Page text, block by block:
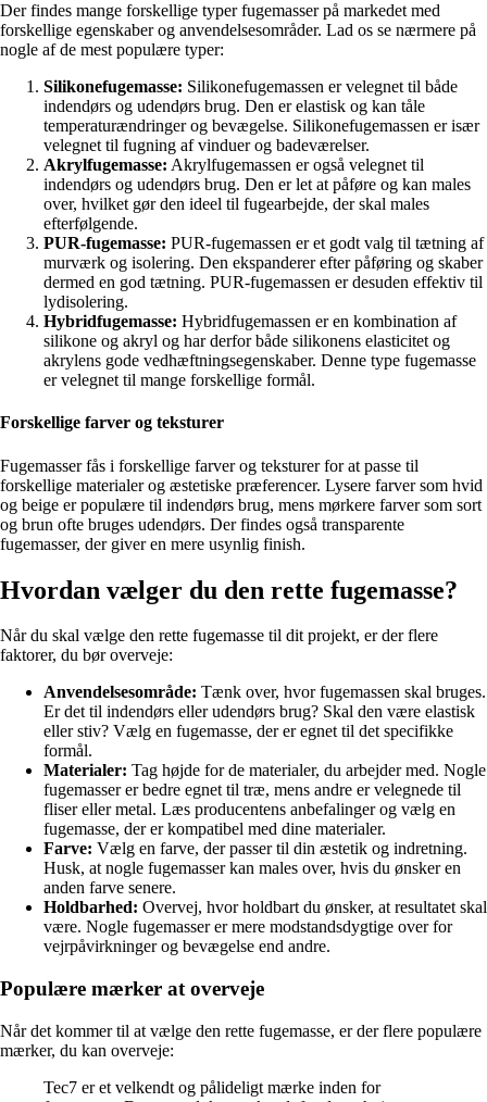
Der findes mange forskellige typer fugemasser på markedet med
forskellige egenskaber og anvendelsesområder. Lad os se nærmere på
nogle af de mest populære typer:
Silikonefugemasse: Silikonefugemassen er velegnet til både
indendørs og udendørs brug. Den er elastisk og kan tåle
temperaturændringer og bevægelse. Silikonefugemassen er især
velegnet til fugning af vinduer og badeværelser.
Akrylfugemasse: Akrylfugemassen er også velegnet til
indendørs og udendørs brug. Den er let at påføre og kan males
over, hvilket gør den ideel til fugearbejde, der skal males
efterfølgende.
PUR-fugemasse: PUR-fugemassen er et godt valg til tætning af
murværk og isolering. Den ekspanderer efter påføring og skaber
dermed en god tætning. PUR-fugemassen er desuden effektiv til
lydisolering.
Hybridfugemasse: Hybridfugemassen er en kombination af
silikone og akryl og har derfor både silikonens elasticitet og
akrylens gode vedhæftningsegenskaber. Denne type fugemasse
er velegnet til mange forskellige formål.
Forskellige farver og teksturer
Fugemasser fås i forskellige farver og teksturer for at passe til
forskellige materialer og æstetiske præferencer. Lysere farver som hvid
og beige er populære til indendørs brug, mens mørkere farver som sort
og brun ofte bruges udendørs. Der findes også transparente
fugemasser, der giver en mere usynlig finish.
Hvordan vælger du den rette fugemasse?
Når du skal vælge den rette fugemasse til dit projekt, er der flere
faktorer, du bør overveje:
Anvendelsesområde: Tænk over, hvor fugemassen skal bruges.
Er det til indendørs eller udendørs brug? Skal den være elastisk
eller stiv? Vælg en fugemasse, der er egnet til det specifikke
formål.
Materialer: Tag højde for de materialer, du arbejder med. Nogle
fugemasser er bedre egnet til træ, mens andre er velegnede til
fliser eller metal. Læs producentens anbefalinger og vælg en
fugemasse, der er kompatibel med dine materialer.
Farve: Vælg en farve, der passer til din æstetik og indretning.
Husk, at nogle fugemasser kan males over, hvis du ønsker en
anden farve senere.
Holdbarhed: Overvej, hvor holdbart du ønsker, at resultatet skal
være. Nogle fugemasser er mere modstandsdygtige over for
vejrpåvirkninger og bevægelse end andre.
Populære mærker at overveje
Når det kommer til at vælge den rette fugemasse, er der flere populære
mærker, du kan overveje:
Tec7 er et velkendt og pålideligt mærke inden for